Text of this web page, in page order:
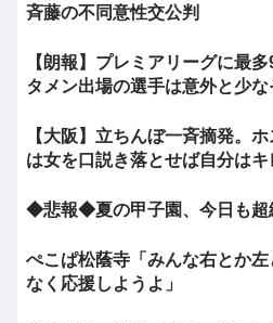
斉藤の不同意性交公判
【朗報】プレミアリーグに最
タメン出場の選手は意外と少な
【大阪】立ちんぼ一斉摘発。
は女を口説き落とせば自分は
◆悲報◆夏の甲子園、今日も超
ぺこぱ松蔭寺「みんな右とか
なく応援しようよ」